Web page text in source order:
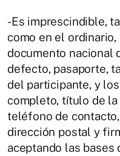
-Es imprescindible,
como en el
documento nacional
defecto, pasaporte,
del participante, y
completo, título de
teléfono de
dirección postal y
aceptando las bases